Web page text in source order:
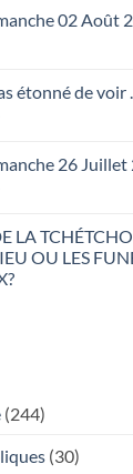
02 Août
dimancheétonné de voir …
sur
pas
étonné
…
26 Juillet
sur
dimanche
26
Juillet
2026
LA
OU LES
(244)
(30)